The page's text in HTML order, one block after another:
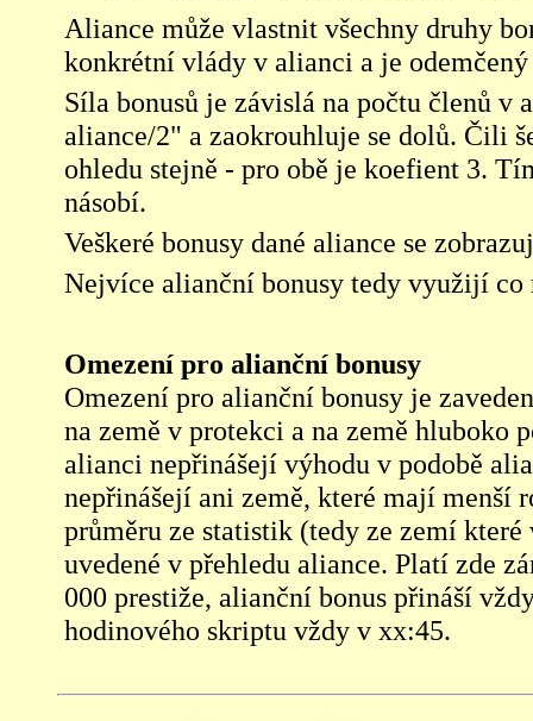
Aliance může vlastnit všechny druhy
konkrétní vlády v alianci a je
Síla bonusů je závislá na počtu členů
aliance/2" a zaokrouhluje se dolů. Čili
ohledu stejně - pro obě je koefient 3.
násobí.
Veškeré bonusy dané aliance se
Nejvíce alianční bonusy tedy využijí co
Omezení pro alianční bonusy
Omezení pro alianční bonusy je
na země v protekci a na země hluboko
alianci nepřinášejí výhodu v podobě
nepřinášejí ani země, které mají menší
průměru ze statistik (tedy ze zemí
uvedené v přehledu aliance. Platí zde
000 prestiže, alianční bonus přináší
hodinového skriptu vždy v xx:45.